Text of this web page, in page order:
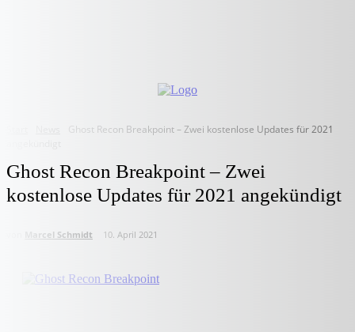
Ghost Recon Breakpoint – Zwei kostenlose Updates für 2021
Ghost Recon Breakpoint – Zwei
kostenlose Updates für 2021 angekündigt
Marcel Schmidt 10. April 2021